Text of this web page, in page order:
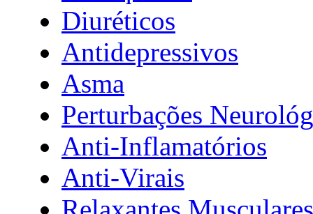
Diuréticos
Antidepressivos
Asma
Perturbações
Anti-Inflamatórios
Anti-Virais